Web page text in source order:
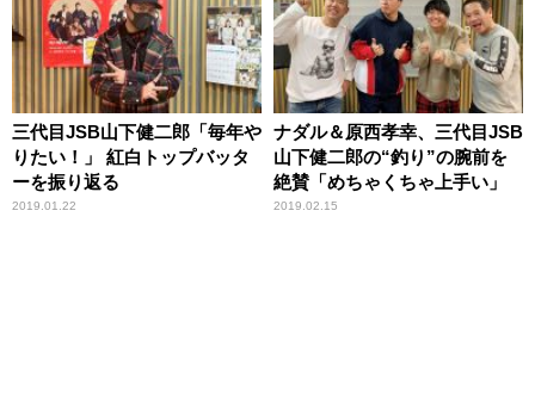
三代目JSB山下健二郎「毎年や
りたい！」 紅白トップバッタ
ーを振り返る
2019.01.22
ナダル＆原西孝幸、三代目JSB
山下健二郎の“釣り”の腕前を
絶賛「めちゃくちゃ上手い」
2019.02.15